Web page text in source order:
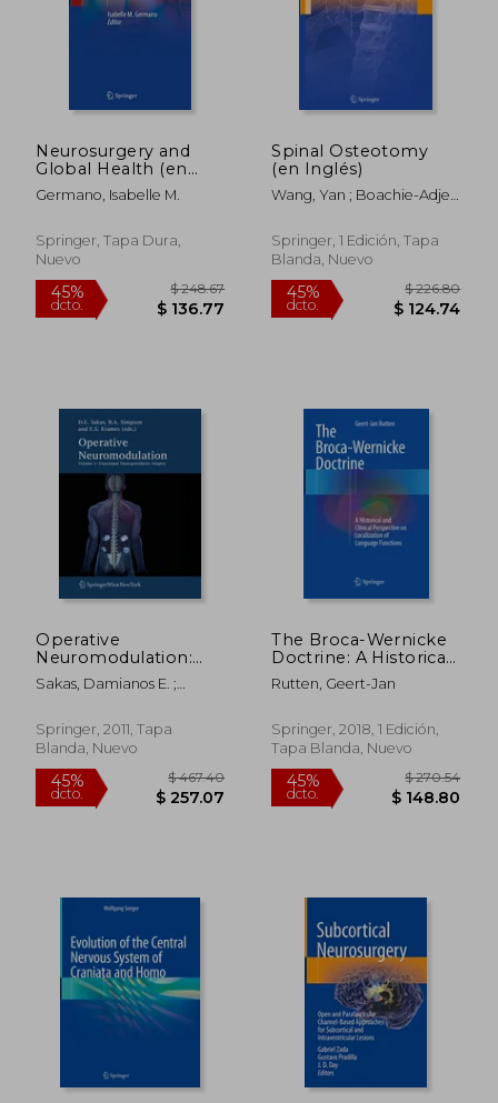
dcto. dcto. $
Neurosurgery and
Global Health (en
Inglés)
Germano, Isabelle M.
Springer, Tapa Dura,
Nuevo
45%
dcto. $ 136.77
Spinal Osteotomy
(en Inglés)
Wang, Yan ; Boachie-Adjei,
Lawrence
Springer, 1 Edición, Tapa
Blanda, Nuevo
45%
dcto. $
Operative
Neuromodulation:
Volume 1: Functional
Neuroprosthetic
Introduction (en
Inglés)
Sakas, Damianos E. ;
Elliot S.
Springer, 2011, Tapa
Blanda, Nuevo
The Broca-Wernicke
Doctrine: A Historical
and Clinical
Perspective on
Language Functions
(en Inglés)
Rutten, Geert-Jan
Springer, 2018, 1 Edición,
Tapa Blanda, Nuevo